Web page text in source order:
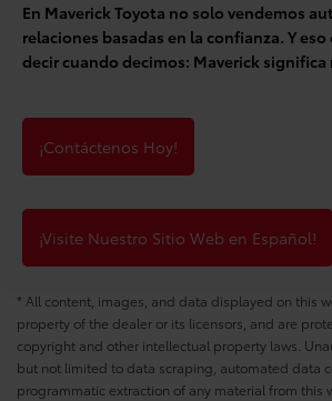
En Maverick Toyota no solo vendemos
relaciones basadas en la confianza. Y
decir cuando decimos: Maverick significa
¡Contáctenos Hoy!
¡Visite Nuestro Sitio Web en Español!
* All content, images, and data displayed on this
property of the dealer or its licensors, and are
copyright and other intellectual property laws.
but not limited to data scraping, automated data
programmatic extraction of any material from this